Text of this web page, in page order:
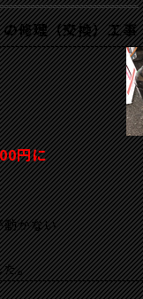
修理（交換）工事
円に
かない
た。